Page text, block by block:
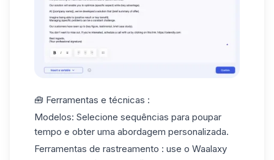
🧰 Ferramentas e técnicas :
Modelos: Selecione sequências para poupar
tempo e obter uma abordagem personalizada.
Ferramentas de rastreamento : use o Waalaxy